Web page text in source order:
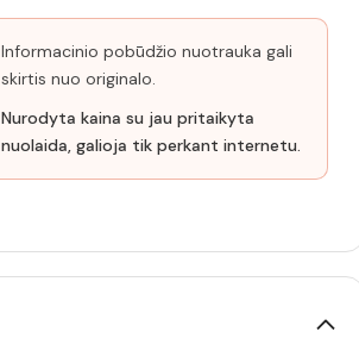
Informacinio pobūdžio nuotrauka gali
skirtis nuo originalo.
Nurodyta kaina su jau pritaikyta
nuolaida, galioja tik perkant internetu.